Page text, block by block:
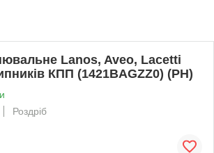
Lanos, Aveo, Lacetti
КПП (1421BAGZZ0) (PH)
Роздріб